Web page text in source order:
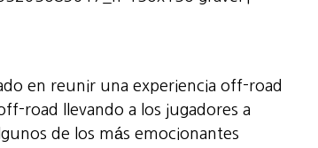
en reunir una experiencia off-road
road llevando a los jugadores a
de los más emocionantes